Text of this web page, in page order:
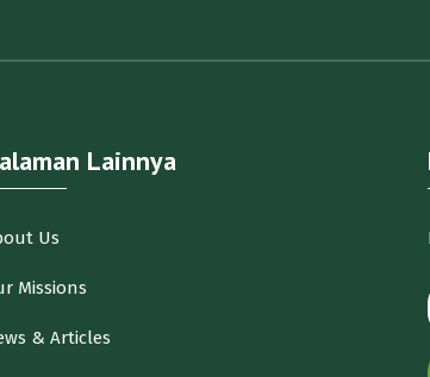
Lainnya
Us
Missions
& Articles